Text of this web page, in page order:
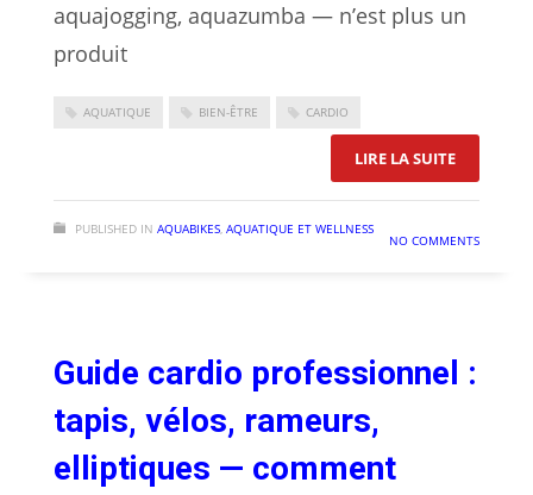
aquajogging, aquazumba — n’est plus un
produit
AQUATIQUE BIEN-ÊTRE CARDIO
LIRE LA SUITE:
PUBLISHED IN AQUABIKES, AQUATIQUE ET WELLNESS
NO COMMENTS
Guide cardio professionnel :
tapis, vélos, rameurs,
elliptiques — comment